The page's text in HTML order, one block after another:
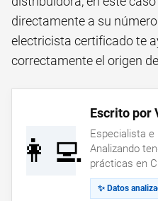
directamente a su
electricista certificado te
correctamente el origen
👩‍💻
Escrito por
Especialista e
Analizando
prácticas en
✨ Datos